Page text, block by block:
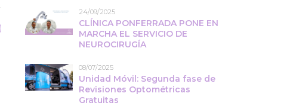
24/09/2025
CLÍNICA PONFERRADA PONE EN
MARCHA EL SERVICIO DE
NEUROCIRUGÍA
08/07/2025
Unidad Móvil: Segunda fase de
Revisiones Optométricas
Gratuitas